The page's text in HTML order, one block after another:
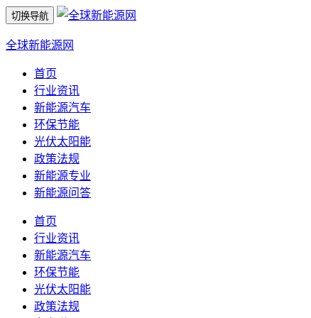
切换导航
全球新能源网
首页
行业资讯
新能源汽车
环保节能
光伏太阳能
政策法规
新能源专业
新能源问答
首页
行业资讯
新能源汽车
环保节能
光伏太阳能
政策法规